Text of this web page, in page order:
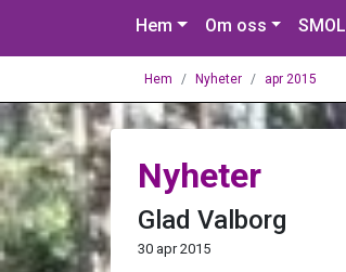
Hem Om oss
Hem Nyheter apr 2015
Nyheter
Glad Valborg
30 apr 2015